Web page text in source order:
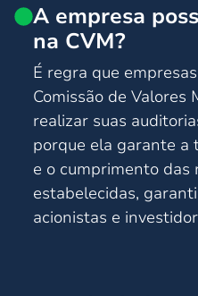
A empresa
na CVM?
É regra que
Comissão de Valores
realizar suas
porque ela garante a
e o cumprimento das
estabelecidas,
acionistas e